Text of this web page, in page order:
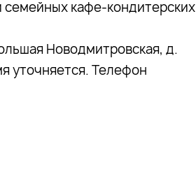
семейных кафе-кондитерских
Новодмитровская, д.
уточняется. Телефон